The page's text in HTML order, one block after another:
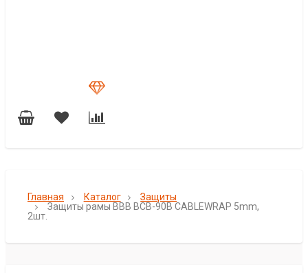
Главная Каталог
Защиты
Защиты рамы BBB BCB-90B CABLEWRAP 5mm,
2шт.